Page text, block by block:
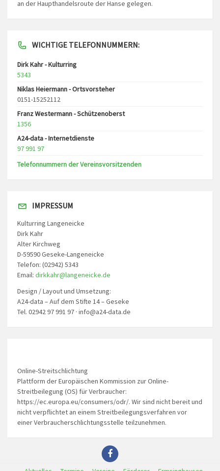
an der Haupthandelsroute der Hanse gelegen.
WICHTIGE TELEFONNUMMERN:
Dirk Kahr - Kulturring
5343
Niklas Heiermann - Ortsvorsteher
0151-15252112
Franz Westermann - Schützenoberst
1356
A24-data - Internetdienste
97 991 97
Telefonnummern der Vereinsvorsitzenden
IMPRESSUM
Kulturring Langeneicke
Dirk Kahr
Alter Kirchweg
D-59590 Geseke-Langeneicke
Telefon: (02942) 5343
Email: dirkkahr@langeneicke.de
Design / Layout und Umsetzung:
A24-data – Auf dem Stifte 14 – Geseke
Tel. 02942 97 991 97 · info@a24-data.de
Online-Streitschlichtung
Plattform der Europäischen Kommission zur Online-
Streitbeilegung (OS) für Verbraucher:
https://ec.europa.eu/consumers/odr/. Wir sind nicht bereit und
nicht verpflichtet an einem Streitbeilegungsverfahren vor
einer Verbraucherschlichtungsstelle teilzunehmen.